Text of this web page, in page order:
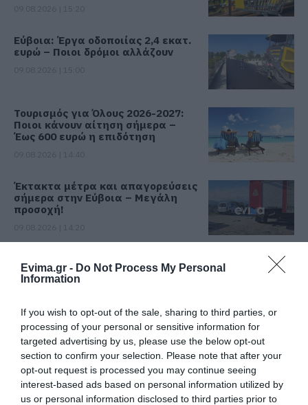
Evima.gr - Do Not Process My Personal
Information
If you wish to opt-out of the sale, sharing to third parties, or
processing of your personal or sensitive information for
targeted advertising by us, please use the below opt-out
section to confirm your selection. Please note that after your
opt-out request is processed you may continue seeing
interest-based ads based on personal information utilized by
us or personal information disclosed to third parties prior to
Εύβοια: Έργα οδοποιίας 2,4 εκατ.
ευρώ – Ποιοι δρόμοι αλλάζουν
Τουρισμός για Όλους 2026-2027:
Ποιοι κάνουν αίτηση σήμερα –
Έως 600 ευρώ η επιδότηση
Έκτακτα μέτρα και απαγορεύσεις
σήμερα στην Εύβοια – Μεγάλη
προσοχή!
δικαιούχοι πληρώνονται έως τις
14 Αυγούστου
Κατάνυξη στην Εύβοια:
Παράκληση της Παναγίας στη
Λούτσα με κεράσματα και
αναψυκτικά
09.08.2026 | 13:40Όλες οι τελευταίες ειδήσεις